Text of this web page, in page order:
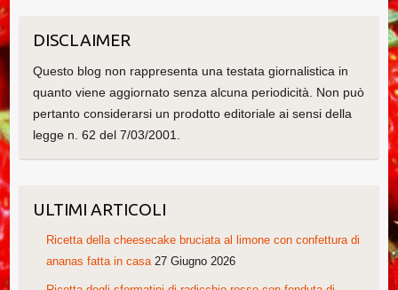
DISCLAIMER
Questo blog non rappresenta una testata giornalistica in
quanto viene aggiornato senza alcuna periodicità. Non può
pertanto considerarsi un prodotto editoriale ai sensi della
legge n. 62 del 7/03/2001.
ULTIMI ARTICOLI
Ricetta della cheesecake bruciata al limone con confettura di
ananas fatta in casa 27 Giugno 2026